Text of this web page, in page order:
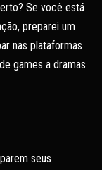
Se você está
preparei um
nas plataformas
games a dramas
seus